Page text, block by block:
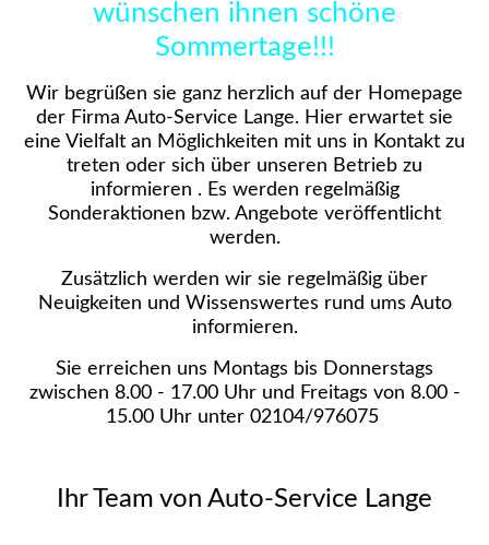
wünschen ihnen schöne
Sommertage!!!
Wir begrüßen sie ganz herzlich auf der Homepage
der Firma Auto-Service Lange. Hier erwartet sie
eine Vielfalt an Möglichkeiten mit uns in Kontakt zu
treten oder sich über unseren Betrieb zu
informieren . Es werden regelmäßig
Sonderaktionen bzw. Angebote veröffentlicht
werden.
Zusätzlich werden wir sie regelmäßig über
Neuigkeiten und Wissenswertes rund ums Auto
informieren.
Sie erreichen uns Montags bis Donnerstags
zwischen 8.00 - 17.00 Uhr und Freitags von 8.00 -
15.00 Uhr unter 02104/976075
Ihr Team von Auto-Service Lange